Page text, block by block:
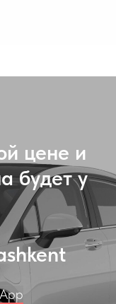
цене и
будет у